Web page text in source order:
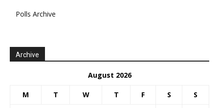
Polls Archive
Archive
August 2026
M T W T F S S